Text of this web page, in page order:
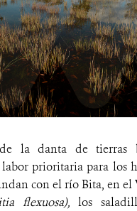
DONA
la danta de tierras
prioritaria para los
con el río Bita, en el
flexuosa), los